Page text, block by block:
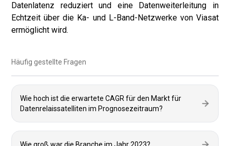
Datenlatenz reduziert und eine Datenweiterleitung in
Echtzeit über die Ka- und L-Band-Netzwerke von Viasat
ermöglicht wird.
Häufig gestellte Fragen
Wie hoch ist die erwartete CAGR für den Markt für
Datenrelaissatelliten im Prognosezeitraum?